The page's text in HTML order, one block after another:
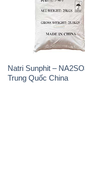
Natri Sunphit – NA2SO3
Trung Quốc China